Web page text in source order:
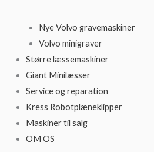
Nye Volvo gravemaskiner
Volvo minigraver
Større læssemaskiner
Giant Minilæsser
Service og reparation
Kress Robotplæneklipper
Maskiner til salg
OM OS